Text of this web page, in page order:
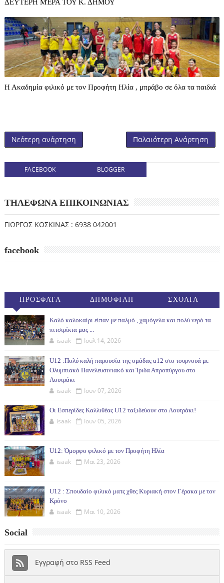
ΔΕΥΤΕΡΗ ΜΈΡΑ ΤΟΥ Κ. ΔΗΜΟΥ
Η Ακαδημία φιλικό με τον Προφήτη Ηλία , μπράβο σε όλα τα παιδιά
Νεότερη ανάρτηση Παλαιότερη Ανάρτηση
FACEBOOK BLOGGER
ΤΗΛΕΦΩΝΑ ΕΠΙΚΟΙΝΩΝΙΑΣ
ΓΙΩΡΓΟΣ ΚΟΣΚΙΝΑΣ : 6938 042001
facebook
ΠΡΟΣΦΑΤΑ ΔΗΜΟΦΙΛΗ ΣΧΟΛΙΑ
Καλό καλοκαίρι είπαν με παλμό , χαμόγελα και πολύ νερό τα
πιτσιρίκια μας ...
isaak Ιουλ 14, 2026
U12 :Πολύ καλή παρουσία της ομάδας u12 στο τουρνουά με
Ολυμπιακό Πανελευσινιακό και Ίριδα Απροπύργου στο
Λουτράκι
isaak Ιουν 07, 2026
Οι Εσπερίδες Καλλιθέας U12 ταξιδεύουν στο Λουτράκι!
isaak Ιουν 05, 2026
U12: Όμορφο φιλικό με τον Προφήτη Ηλία
isaak Μαι 23, 2026
U12 : Σπουδαίο φιλικό ματς χθες Κυριακή στον Γέρακα με τον
Κρόνο
isaak Μαι 10, 2026
Social
Εγγραφή στο RSS Feed